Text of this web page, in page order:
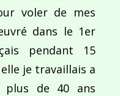
voler de mes
dans le 1er
pendant 15
je travaillais a
plus de 40 ans